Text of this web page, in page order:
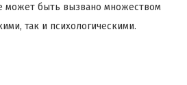
быть вызвано множеством
так и психологическими.